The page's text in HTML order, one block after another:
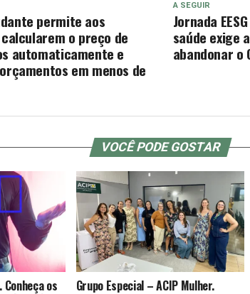
A SEGUIR
Jornada
saúde exige
abandonar o
permite aos
o preço de
automaticamente e
em menos de
VOCÊ PODE GOSTAR
Conheça os Grupo Especial – ACIP Mulher.